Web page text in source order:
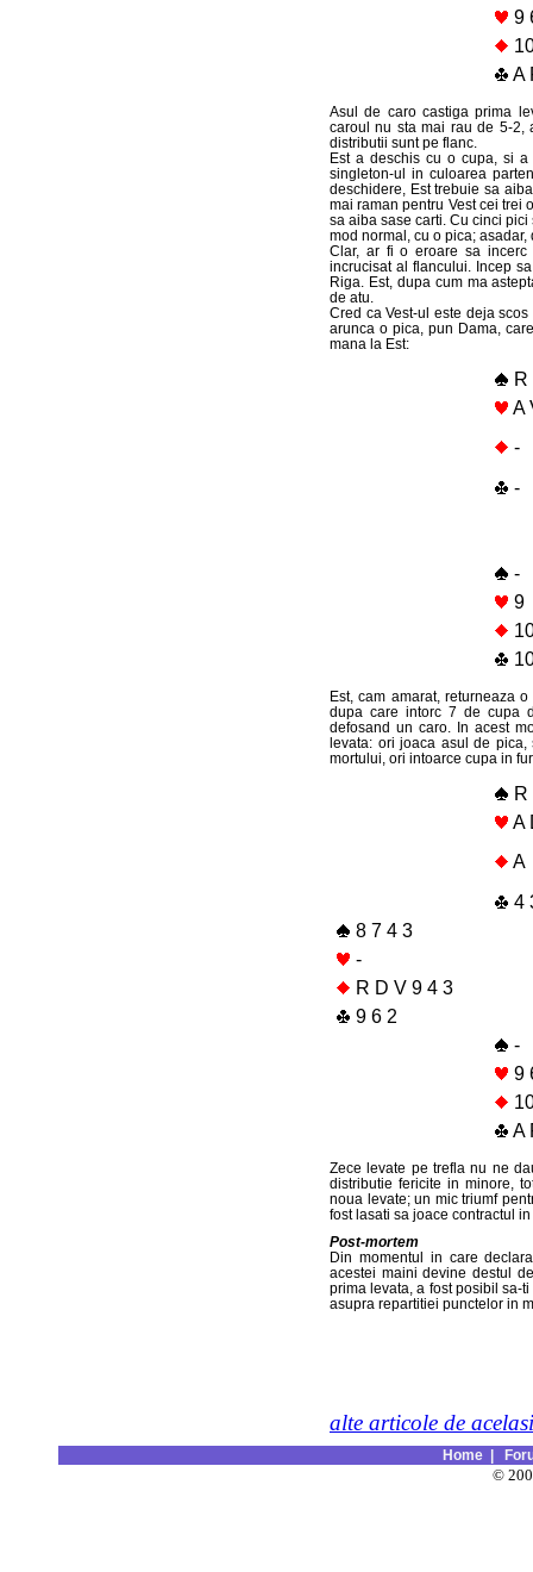
9
A
Asul de caro castiga prima
caroul nu sta mai rau de 5-2,
distributii sunt pe flanc.
Est a deschis cu o cupa, si
singleton-ul in culoarea
deschidere, Est trebuie sa
mai raman pentru Vest cei trei
sa aiba sase carti. Cu cinci
mod normal, cu o pica;
Clar, ar fi o eroare sa
incrucisat al flancului. Incep
Riga. Est, dupa cum ma
de atu.
Cred ca Vest-ul este deja
arunca o pica, pun Dama,
mana la Est:
R
A
-
-
-
9
Est, cam amarat, returneaza
dupa care intorc 7 de cupa
defosand un caro. In acest
levata: ori joaca asul de
mortului, ori intoarce cupa in
R
A
A
4
8 7 4 3
-
R D V 9 4 3
9 6 2
-
9
A
Zece levate pe trefla nu ne
distributie fericite in minore,
noua levate; un mic triumf
fost lasati sa joace contractul
Post-mortem
Din momentul in care
acestei maini devine destul
prima levata, a fost posibil sa-
asupra repartitiei punctelor in
alte articole de
Home|
©